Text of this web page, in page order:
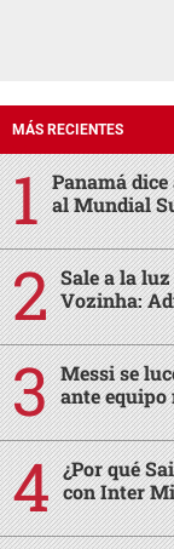
MÁS RECIENTES
Panamá
al Mundial
Sale a la
Vozinha:
Messi se
ante equipo
¿Por qué
con Inter